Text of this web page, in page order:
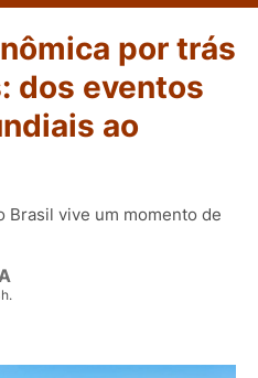
por trás
dos eventos
ao
Brasil vive um momento de